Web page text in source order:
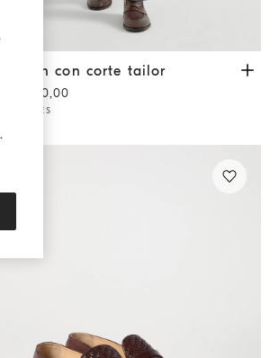
con corte tailor Antracita
con corte tailor
2.200,00